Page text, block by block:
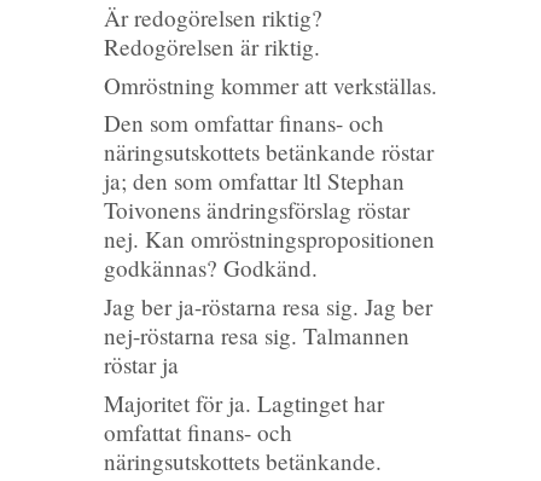
Är redogörelsen riktig?
Redogörelsen är riktig.
Omröstning kommer att verkställas.
Den som omfattar finans- och
näringsutskottets betänkande röstar
ja; den som omfattar ltl Stephan
Toivonens ändringsförslag röstar
nej. Kan omröstningspropositionen
godkännas? Godkänd.
Jag ber ja-röstarna resa sig. Jag ber
nej-röstarna resa sig. Talmannen
röstar ja
Majoritet för ja. Lagtinget har
omfattat finans- och
näringsutskottets betänkande.